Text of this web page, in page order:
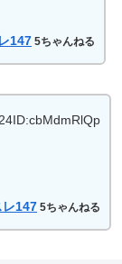
147 5ちゃんねる
レ147 5ちゃんねる